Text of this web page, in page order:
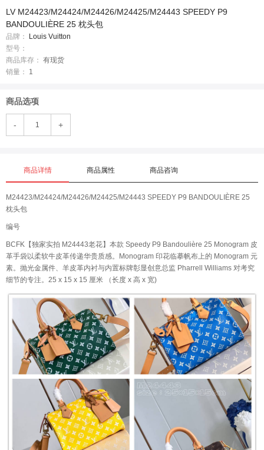
LV M24423/M24424/M24426/M24425/M24443 SPEEDY P9
BANDOULIÈRE 25 枕头包
品牌：
Louis Vuitton
型号：
商品库存： 有现货
销量：
1
商品选项
- +
商品详情 商品属性 商品咨询
M24423/M24424/M24426/M24425/M24443 SPEEDY P9 BANDOULIÈRE 25
枕头包
编号
BCFK【独家实拍 M24443老花】本款 Speedy P9 Bandoulière 25 Monogram 皮
革手袋以柔软牛皮革传递华贵质感。Monogram 印花临摹帆布上的 Monogram 元
素。抛光金属件、羊皮革内衬与内置标牌彰显创意总监 Pharrell Williams 对考究
细节的专注。25 x 15 x 15 厘米 （长度 x 高 x 宽)